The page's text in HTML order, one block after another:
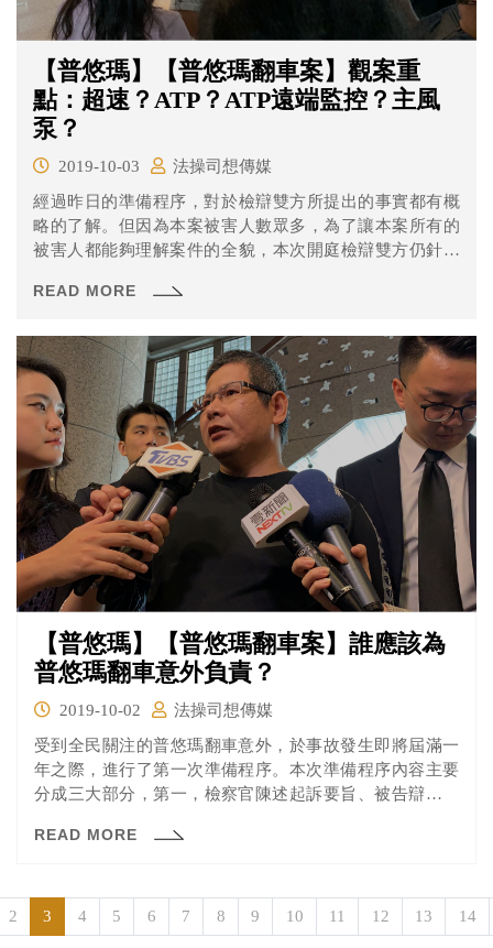
【普悠瑪】【普悠瑪翻車案】觀案重
點：超速？ATP？ATP遠端監控？主風
泵？
2019-10-03
法操司想傳媒
經過昨日的準備程序，對於檢辯雙方所提出的事實都有概
略的了解。但因為本案被害人數眾多，為了讓本案所有的
被害人都能夠理解案件的全貌，本次開庭檢辯雙方仍針對
訴訟進行更有效率，本次開庭進行爭點整理程序，將爭執
兩日的臨庭與法院的爭點整理後，本案的爭議所在已經越
來越明朗，就讓我們來看看本案的爭點究竟有那些呢？
READ MORE
【普悠瑪】【普悠瑪翻車案】誰應該為
普悠瑪翻車意外負責？
2019-10-02
法操司想傳媒
受到全民關注的普悠瑪翻車意外，於事故發生即將屆滿一
年之際，進行了第一次準備程序。本次準備程序內容主要
分成三大部分，第一，檢察官陳述起訴要旨、被告辯護人
於本案被害人眾多，且受到社會矚目，宜蘭地方法院特別
READ MORE
2 3 4 5 6 7 8 9 10 11 12 13 14